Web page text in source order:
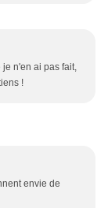
n'en ai pas fait,
!
envie de